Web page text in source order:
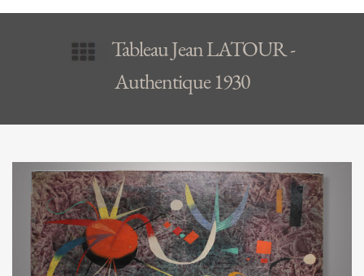
Tableau Jean LATOUR -
Authentique 1930